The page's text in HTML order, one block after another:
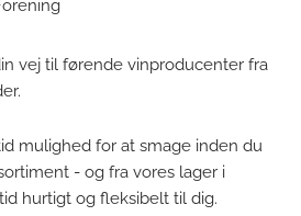
vej til førende vinproducenter fra
mulighed for at smage inden du
- og fra vores lager i
hurtigt og fleksibelt til dig.